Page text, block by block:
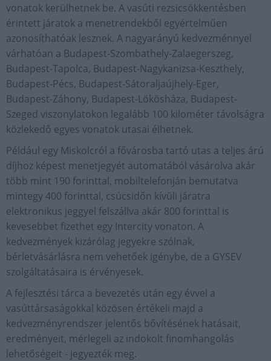
vonatok kerülhetnek be. A vasúti rezsicsökkentésben
érintett járatok a menetrendekből egyértelműen
azonosíthatóak lesznek. A nagyarányú kedvezménnyel
várhatóan a Budapest-Szombathely-Zalaegerszeg,
Budapest-Tapolca, Budapest-Nagykanizsa-Keszthely,
Budapest-Pécs, Budapest-Sátoraljaújhely-Eger,
Budapest-Záhony, Budapest-Lökösháza, Budapest-
Szeged viszonylatokon legalább 100 kilométer távolságra
közlekedő egyes vonatok utasai élhetnek.
Például egy Miskolcról a fővárosba tartó utas a teljes árú
díjhoz képest menetjegyét automatából vásárolva akár
több mint 190 forinttal, mobiltelefonján bemutatva
mintegy 400 forinttal, csúcsidőn kívüli járatra
elektronikus jeggyel felszállva akár 800 forinttal is
kevesebbet fizethet egy Intercity vonaton. A
kedvezmények kizárólag jegyekre szólnak,
bérletvásárlásra nem vehetőek igénybe, de a GYSEV
szolgáltatásaira is érvényesek.
A fejlesztési tárca a bevezetés után egy évvel a
vasúttársaságokkal közösen értékeli majd a
kedvezményrendszer jelentős bővítésének hatásait,
eredményeit, mérlegeli az indokolt finomhangolás
lehetőségeit - jegyezték meg.